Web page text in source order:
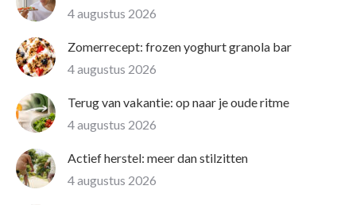
4 augustus 2026
Zomerrecept: frozen yoghurt granola bar
4 augustus 2026
Terug van vakantie: op naar je oude ritme
4 augustus 2026
Actief herstel: meer dan stilzitten
4 augustus 2026